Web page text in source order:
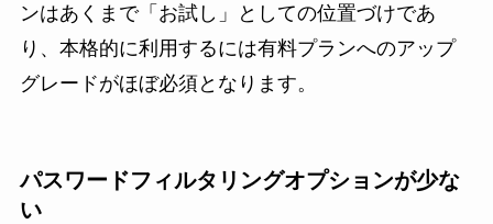
ンはあくまで「お試し」としての位置づけであ
り、本格的に利用するには有料プランへのアップ
グレードがほぼ必須となります。
パスワードフィルタリングオプションが少な
い